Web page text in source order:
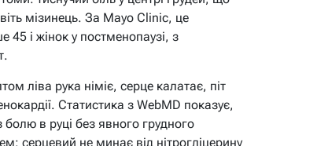
мізинець. За Mayo Clinic, це
45 і жінок у постменопаузі, з
ліва рука німіє, серце калатає, піт
Статистика з WebMD показує,
в руці без явного грудного
серцевий не минає від нітрогліцерину